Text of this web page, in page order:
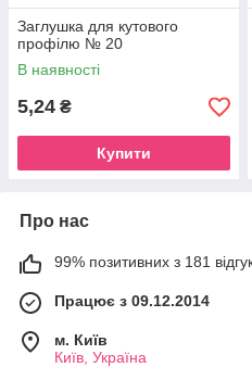
Заглушка для кутового
профілю № 20
В наявності
5,24 ₴
Купити
Про нас
99% позитивних з 181
Працює з 09.12.2014
м. Київ
Київ, Україна